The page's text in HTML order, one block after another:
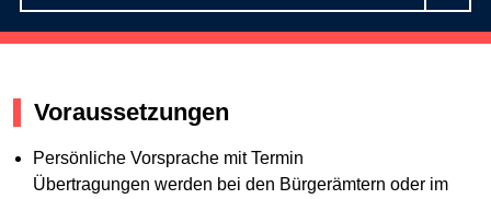
Voraussetzungen
Persönliche Vorsprache mit Termin
Übertragungen werden bei den Bürgerämtern oder im